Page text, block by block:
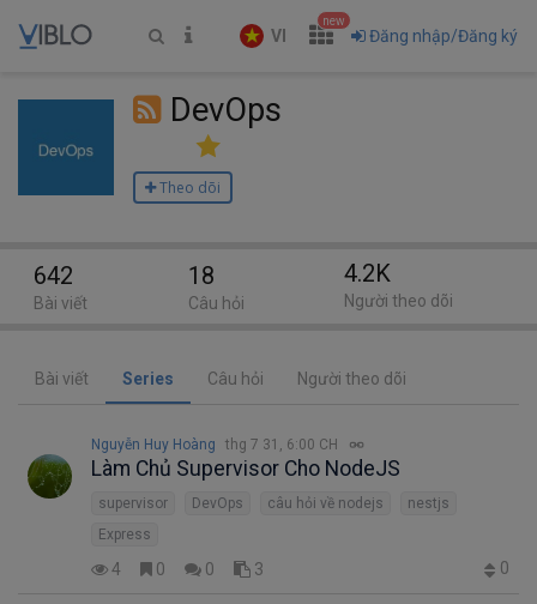
VI
new
Đăng nhập/Đăng ký
DevOps
Theo dõi
Bài viết Series Câu hỏi Người theo dõi
Nguyễn Huy Hoàng thg 7 31, 6:00 CH
Làm Chủ Supervisor Cho NodeJS
supervisor DevOps câu hỏi về nodejs
nestjs
Express
4 0 0 3 0
642
Bài viết
18
Câu hỏi
4.2K
Người theo dõi